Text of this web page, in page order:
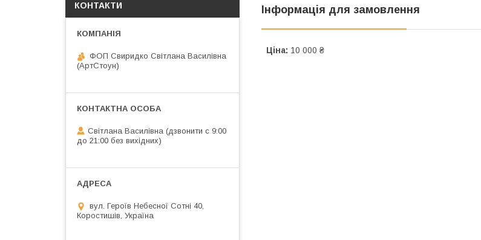
Інформація для замовлення
Ціна: 10 000 ₴
КОНТАКТИ
ФОП Свиридко Світлана Василівна
(АртСтоун)
Світлана Василівна (дзвонити с 9:00
до 21:00 без вихідних)
вул. Героїв Небесної Сотні 40,
Коростишів, Україна